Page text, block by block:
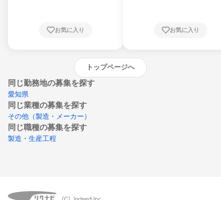
崎県、熊本県、大分県、宮崎県、鹿児島県、
お気に入り お気に入り
トップページへ
同じ勤務地の募集を探す
愛知県
同じ業種の募集を探す
その他（製造・メーカー）
同じ職種の募集を探す
製造・生産工程